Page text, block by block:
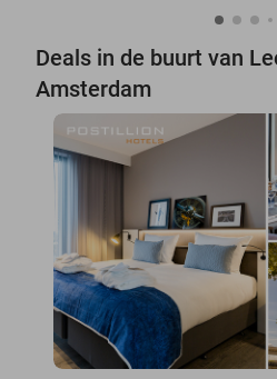
Deals in de buurt van
Amsterdam